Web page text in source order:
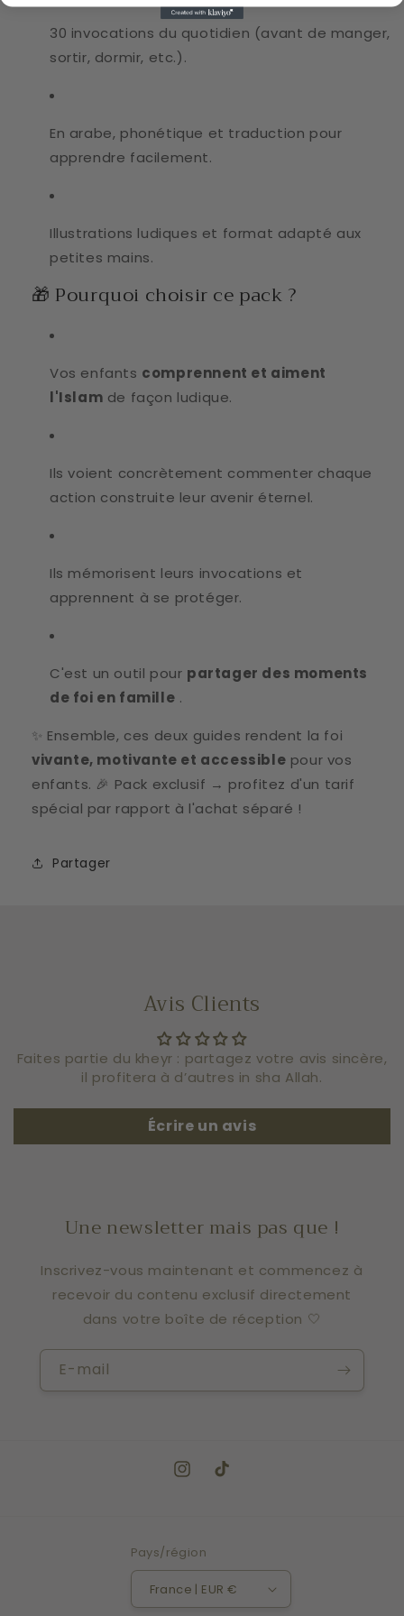
30 invocations du quotidien (avant de manger,
sortir, dormir, etc.).
En arabe, phonétique et traduction pour
apprendre facilement.
Illustrations ludiques et format adapté aux
petites mains.
🎁 Pourquoi choisir ce pack ?
Vos enfants comprennent et aiment
l'Islam de façon ludique.
Ils voient concrètement commenter chaque
action construite leur avenir éternel.
Ils mémorisent leurs invocations et
apprennent à se protéger.
C'est un outil pour partager des moments
de foi en famille .
✨ Ensemble, ces deux guides rendent la foi
vivante, motivante et accessible pour vos
enfants. 🎉 Pack exclusif → profitez d'un tarif
spécial par rapport à l'achat séparé !
Partager
Avis Clients
Faites partie du kheyr : partagez votre avis sincère,
il profitera à d’autres in sha Allah.
Écrire un avis
Une newsletter mais pas que !
Inscrivez-vous maintenant et commencez à
recevoir du contenu exclusif directement
dans votre boîte de réception 🤍
E-mail
Instagram
TikTok
Pays/région
France | EUR €